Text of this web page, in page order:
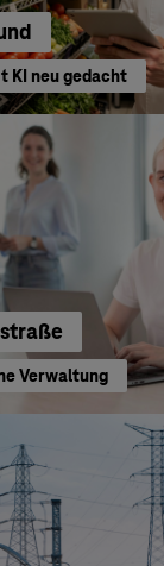
KI neu gedacht
Verwaltung